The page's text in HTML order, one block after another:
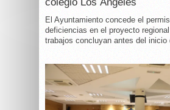
El Ayuntamiento concede el
deficiencias en el proyecto
trabajos concluyan antes del inicio